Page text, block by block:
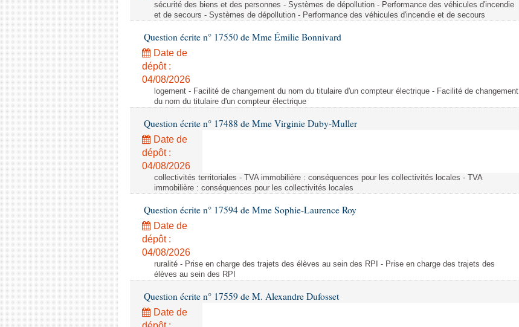
sécurité des biens et des personnes - Systèmes de dépollution - Performance des véhicules d'incendie
et de secours - Systèmes de dépollution - Performance des véhicules d'incendie et de secours
Question écrite n° 17550 de Mme Émilie Bonnivard
Date de
dépôt :
04/08/2026
logement - Facilité de changement du nom du titulaire d'un compteur électrique - Facilité de changement
du nom du titulaire d'un compteur électrique
Question écrite n° 17488 de Mme Virginie Duby-Muller
Date de
dépôt :
04/08/2026
collectivités territoriales - TVA immobilière : conséquences pour les collectivités locales - TVA
immobilière : conséquences pour les collectivités locales
Question écrite n° 17594 de Mme Sophie-Laurence Roy
Date de
dépôt :
04/08/2026
ruralité - Prise en charge des trajets des élèves au sein des RPI - Prise en charge des trajets des
élèves au sein des RPI
Question écrite n° 17559 de M. Alexandre Dufosset
Date de